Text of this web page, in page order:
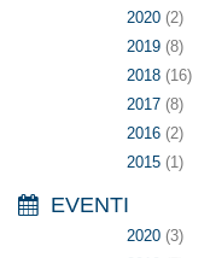
2020 (2)
2019 (8)
2018 (16)
2017 (8)
2016 (2)
2015 (1)
EVENTI
2020 (3)